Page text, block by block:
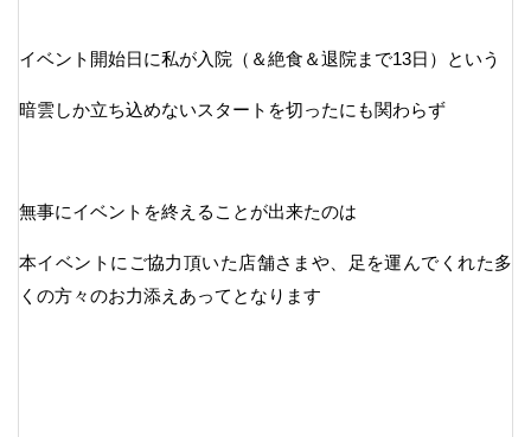
イベント開始日に私が入院（＆絶食＆退院まで13日）という
暗雲しか立ち込めないスタートを切ったにも関わらず
無事にイベントを終えることが出来たのは
本イベントにご協力頂いた店舗さまや、足を運んでくれた多
くの方々のお力添えあってとなります